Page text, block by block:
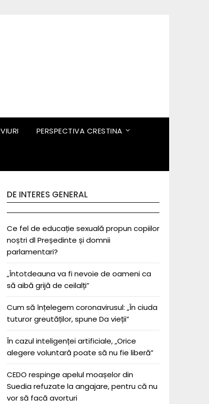
PERSPECTIVA CRESTINA
DE INTERES GENERAL
Ce fel de educație sexuală propun copiilor
noștri dl Președinte și domnii
parlamentari?
„Întotdeauna va fi nevoie de oameni ca
să aibă grijă de ceilalți”
Cum să înțelegem coronavirusul: „În ciuda
tuturor greutăților, spune Da vieții”
În cazul inteligenței artificiale, „Orice
alegere voluntară poate să nu fie liberă”
CEDO respinge apelul moașelor din
Suedia refuzate la angajare, pentru că nu
vor să facă avorturi